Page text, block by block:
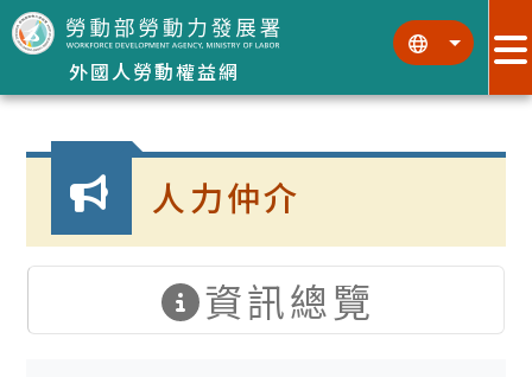
跳到主要內容區塊
外國人勞動權益網
::: :::
:::
人力仲介
資訊總覽